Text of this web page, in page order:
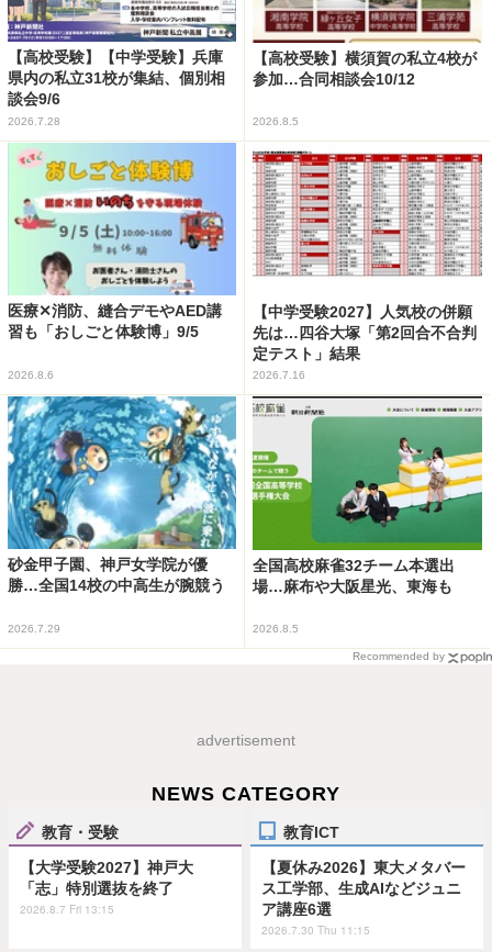
【高校受験】【中学受験】兵庫
県内の私立31校が集結、個別相
談会9/6
2026.7.28
【高校受験】横須賀の私立4校が
参加…合同相談会10/12
2026.8.5
医療✕消防、縫合デモやAED講
習も「おしごと体験博」9/5
2026.8.6
【中学受験2027】人気校の併願
先は…四谷大塚「第2回合不合判
定テスト」結果
2026.7.16
砂金甲子園、神戸女学院が優
勝…全国14校の中高生が腕競う
2026.7.29
全国高校麻雀32チーム本選出
場…麻布や大阪星光、東海も
2026.8.5
Recommended by
advertisement
NEWS CATEGORY
教育・受験
【大学受験2027】神戸大
「志」特別選抜を終了
2026.8.7 Fri 13:15
教育ICT
【夏休み2026】東大メタバー
ス工学部、生成AIなどジュニ
ア講座6選
2026.7.30 Thu 11:15